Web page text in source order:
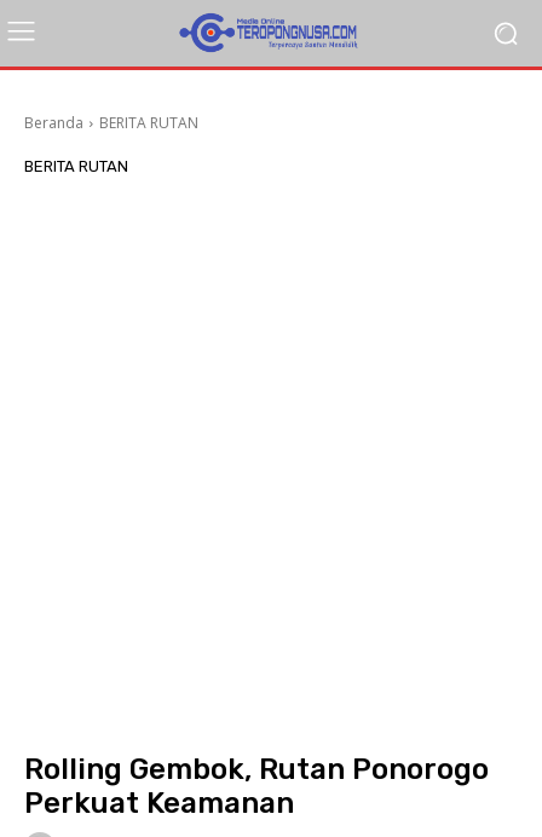
Beranda BERITA RUTAN
BERITA RUTAN
Rolling Gembok, Rutan Ponorogo
Perkuat Keamanan